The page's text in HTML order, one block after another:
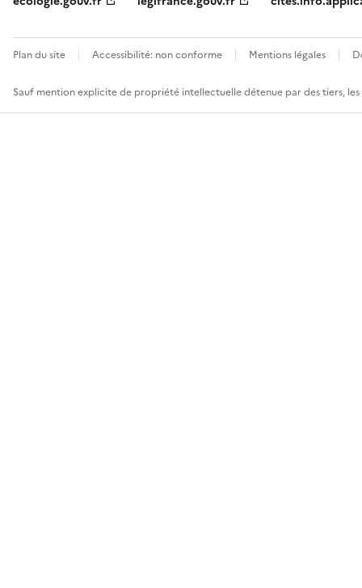
Plan du site Accessibilité: non conforme Mentions légales
Sauf mention explicite de propriété intellectuelle détenue par des tiers,